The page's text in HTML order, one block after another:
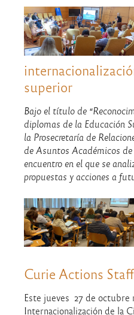
superior
Bajo el título de
diplomas de la Educación
la Prosecretaría de
de Asuntos Académicos
encuentro en el que se
propuestas y acciones a
Curie Actions
Este jueves 27 de octubre
Internacionalización de la